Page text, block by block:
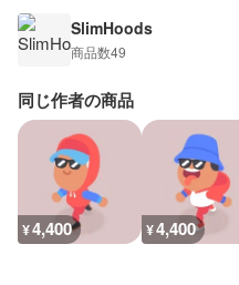
SlimHoods
商品数49
同じ作者の商品
¥4,400 ¥4,400